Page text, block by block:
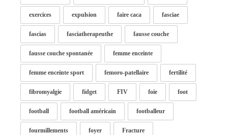
exercices expulsion faire caca fasciae
fascias fasciatherapeuthe fausse couche
fausse couche spontanée femme enceinte
femme enceinte sport femoro-patellaire fertilité
fibromyalgie fidget FIV foie foot
football football américain footballeur
fourmillements foyer Fracture